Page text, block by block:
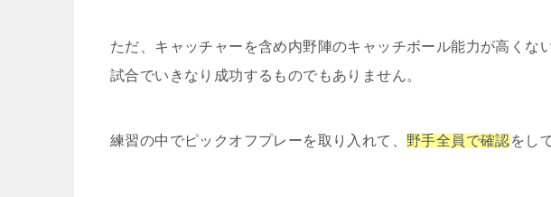
ただ、キャッチャーを含め内野陣のキャッチボール能力が高くな
試合でいきなり成功するものでもありません。
練習の中でピックオフプレーを取り入れて、 野手全員で確認をし